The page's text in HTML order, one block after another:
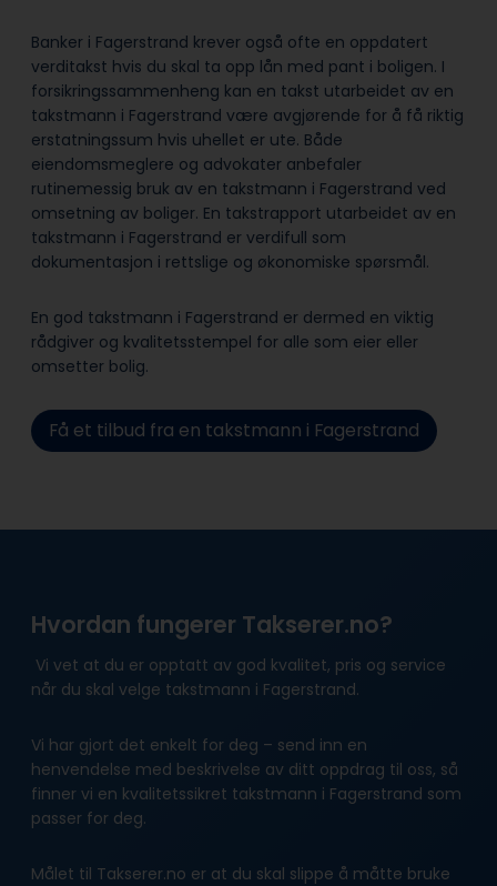
Banker i Fagerstrand krever også ofte en oppdatert
verditakst hvis du skal ta opp lån med pant i boligen. I
forsikringssammenheng kan en takst utarbeidet av en
takstmann i Fagerstrand være avgjørende for å få riktig
erstatningssum hvis uhellet er ute. Både
eiendomsmeglere og advokater anbefaler
rutinemessig bruk av en takstmann i Fagerstrand ved
omsetning av boliger. En takstrapport utarbeidet av en
takstmann i Fagerstrand er verdifull som
dokumentasjon i rettslige og økonomiske spørsmål.
En god takstmann i Fagerstrand er dermed en viktig
rådgiver og kvalitetsstempel for alle som eier eller
omsetter bolig.
Få et tilbud fra en takstmann i Fagerstrand
Hvordan fungerer Takserer.no?
Vi vet at du er opptatt av god kvalitet, pris og service
når du skal velge takstmann i Fagerstrand.
Vi har gjort det enkelt for deg – send inn en
henvendelse med beskrivelse av ditt oppdrag til oss, så
finner vi en kvalitetssikret takstmann i Fagerstrand som
passer for deg.
Målet til Takserer.no er at du skal slippe å måtte bruke